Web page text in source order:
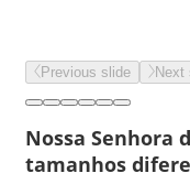
Previous slide Next
Nossa Senhora
tamanhos